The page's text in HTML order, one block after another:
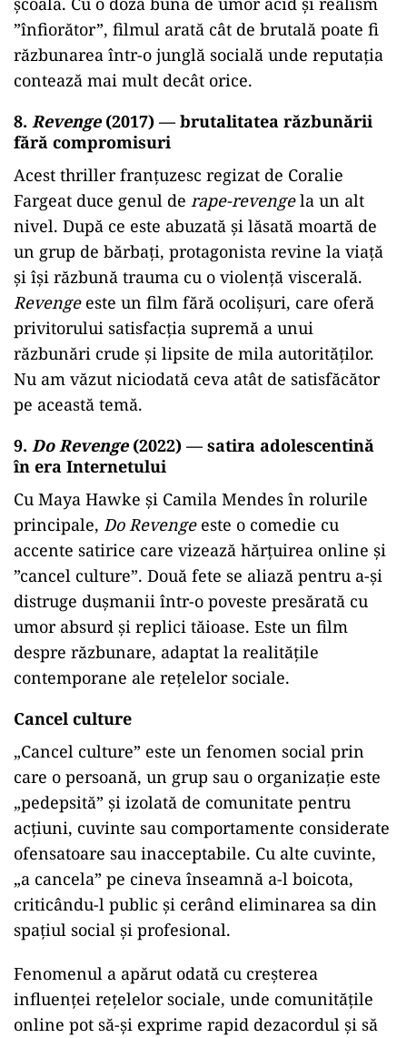
”înfiorător”, filmul arată cât de brutală poate fi
răzbunarea într-o junglă socială unde reputația
contează mai mult decât orice.
8. Revenge(2017) — brutalitatea răzbunării
fără compromisuri
Acest thriller franțuzesc regizat de Coralie
Fargeat duce genul de rape-revengela un alt
nivel. După ce este abuzată și lăsată moartă de
un grup de bărbați, protagonista revine la viață
și își răzbună trauma cu o violență viscerală.
Revengeeste un film fără ocolișuri, care oferă
privitorului satisfacția supremă a unui
răzbunări crude și lipsite de mila autorităților.
Nu am văzut niciodată ceva atât de satisfăcător
pe această temă.
9. Do Revenge(2022) — satira adolescentină
în era Internetului
Cu Maya Hawke și Camila Mendes în rolurile
principale, Do Revengeeste o comedie cu
accente satirice care vizează hărțuirea online și
”cancel culture”. Două fete se aliază pentru a-și
distruge dușmanii într-o poveste presărată cu
umor absurd și replici tăioase. Este un film
despre răzbunare, adaptat la realitățile
contemporane ale rețelelor sociale.
Cancel culture
„Cancel culture” este un fenomen social prin
care o persoană, un grup sau o organizație este
„pedepsită” și izolată de comunitate pentru
acțiuni, cuvinte sau comportamente considerate
ofensatoare sau inacceptabile. Cu alte cuvinte,
„a cancela” pe cineva înseamnă a-l boicota,
criticându-l public și cerând eliminarea sa din
spațiul social și profesional.
Fenomenul a apărut odată cu creșterea
influenței rețelelor sociale, unde comunitățile
online pot să-și exprime rapid dezacordul și să